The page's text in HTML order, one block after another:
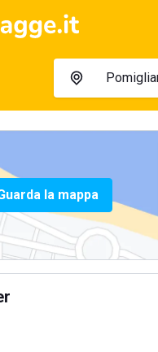
la mappa